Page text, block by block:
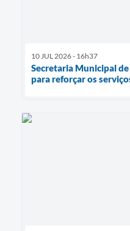
10 JUL 2026 - 16h37
Secretaria Municipal
para reforçar os